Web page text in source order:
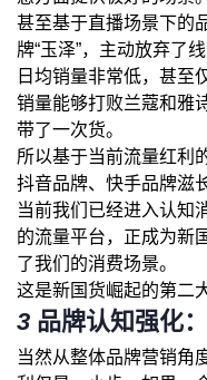
甚至基于直播场景下的
牌“玉泽”，主动放弃了
日均销量非常低，甚至
销量能够打败兰蔻和雅
带了一次货。
所以基于当前流量红利
抖音品牌、快手品牌滋
当前我们已经进入认知
的流量平台，正成为新
了我们的消费场景。
这是新国货崛起的第二
3 品牌认知强化
当然从整体品牌营销角